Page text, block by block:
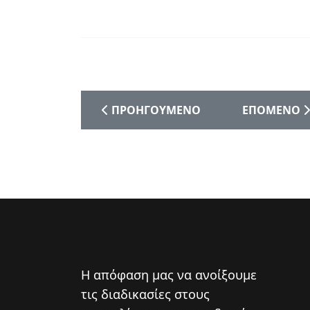
ΠΡΟΗΓΟΎΜΕΝΟ ΆΡΘΡΟ: ΠΡΌΣΚΛΗΣΗ
ΠΡΟΗΓΟΎΜΕΝΟ ΕΠΌΜΕΝΟ
ΕΠΌΜΕΝΟ
Η απόφαση μας να ανοίξουμε
τις διαδικασίες στους